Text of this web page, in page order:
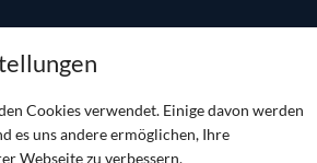
Cookies verwendet. Einige davon werden
es uns andere ermöglichen, Ihre
Webseite zu verbessern.